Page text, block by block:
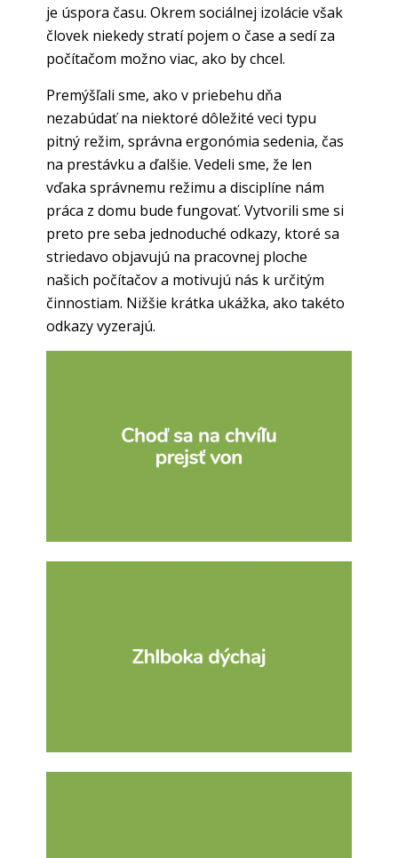
je úspora času. Okrem sociálnej izolácie však
človek niekedy stratí pojem o čase a sedí za
počítačom možno viac, ako by chcel.
Premýšľali sme, ako v priebehu dňa
nezabúdať na niektoré dôležité veci typu
pitný režim, správna ergonómia sedenia, čas
na prestávku a ďalšie. Vedeli sme, že len
vďaka správnemu režimu a disciplíne nám
práca z domu bude fungovať. Vytvorili sme si
preto pre seba jednoduché odkazy, ktoré sa
striedavo objavujú na pracovnej ploche
našich počítačov a motivujú nás k určitým
činnostiam. Nižšie krátka ukážka, ako takéto
odkazy vyzerajú.